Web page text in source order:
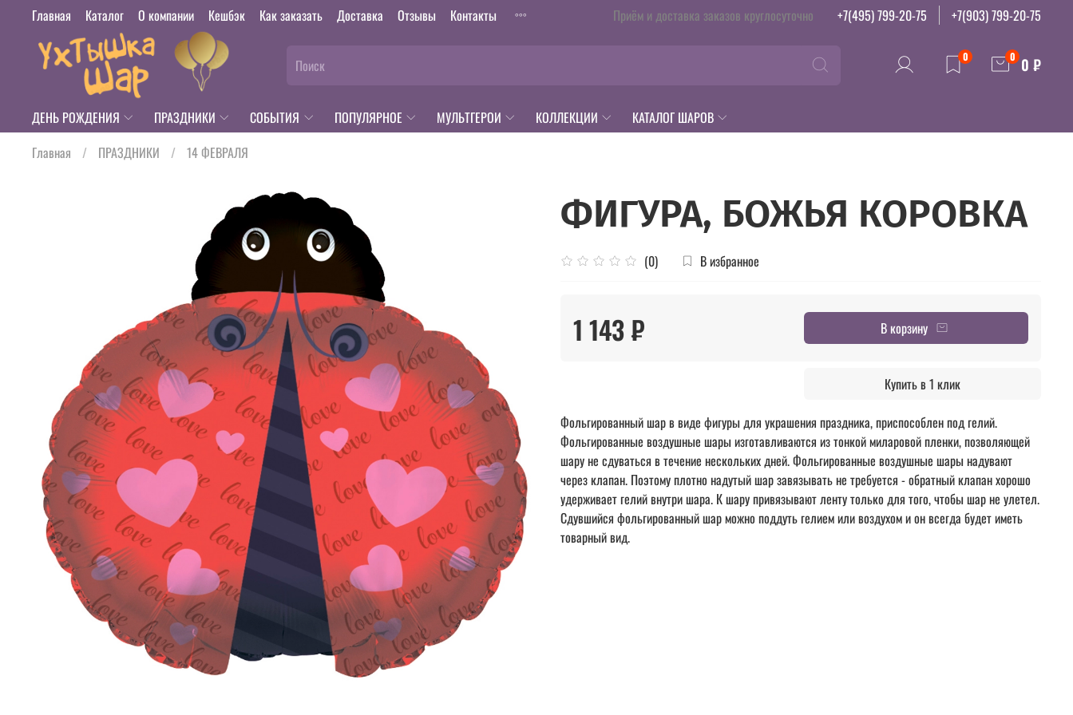
Главная Каталог О компании Кешбэк Как заказать Доставка Отзывы Контакты Приём и доставка заказов круглосуточно +7(495) 799-20-75 +7(903) 799-20-75
0 0 0 ₽
ДЕНЬ РОЖДЕНИЯ ПРАЗДНИКИ СОБЫТИЯ ПОПУЛЯРНОЕ МУЛЬТГЕРОИ КОЛЛЕКЦИИ
КАТАЛОГ ШАРОВ
Главная
ПРАЗДНИКИ 14 ФЕВРАЛЯ
ФИГУРА, БОЖЬЯ КОРОВКА
(0) В избранное
1 143 ₽ В корзину
Купить в 1 клик
Фольгированный шар в виде фигуры для украшения праздника, приспособлен под гелий.
Фольгированные воздушные шары изготавливаются из тонкой миларовой пленки, позволяющей
шару не сдуваться в течение нескольких дней. Фольгированные воздушные шары надувают
через клапан. Поэтому плотно надутый шар завязывать не требуется - обратный клапан хорошо
удерживает гелий внутри шара. К шару привязывают ленту только для того, чтобы шар не улетел.
Сдувшийся фольгированный шар можно поддуть гелием или воздухом и он всегда будет иметь
товарный вид.